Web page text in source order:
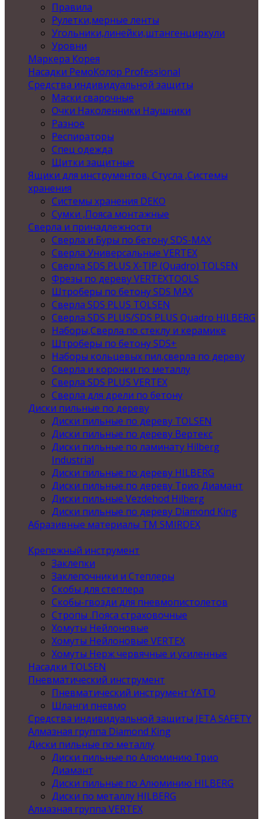
Правила
Рулетки,мерные ленты
Угольники,линейки,штангенциркули
Уровни
Маркера Корея
Насадки РемоКолор Professional
Средства индивидуальной защиты
Маски сварочные
Очки Наколенники Наушники
Разное
Респираторы
Спец одежда
Щитки защитные
Ящики для инструментов, Стусла ,Системы
хранения
Системы хранения DEKO
Сумки ,Пояса монтажные
Сверла и принадлежности
Сверла и Буры по бетону SDS-MAX
Сверла Универсальные VERTEX
Сверла SDS PLUS X-TIP (Quadro) TOLSEN
Фрезы по дереву VERTEXTOOLS
Штроберы по бетону SDS MAX
Сверла SDS PLUS TOLSEN
Сверла SDS PLUS/SDS PLUS Quadro HILBERG
Наборы,Сверла по стеклу и керамике
Штроберы по бетону SDS+
Наборы кольцевых пил,сверла по дереву
Сверла и коронки по металлу
Сверла SDS PLUS VERTEX
Сверла для дрели по бетону
Диски пильные по дереву
Диски пильные по дереву TOLSEN
Диски пильные по дереву Вертекс
Диски пильные по ламинату Hilberg
Industrial
Диски пильные по дереву HILBERG
Диски пильные по дереву Трио Диамант
Диски пильные Vezdehod Hilberg
Диски пильные по дереву Diamond King
Абразивные материалы ТМ SMIRDEX
Крепежный инструмент
Заклепки
Заклепочники и Степлеры
Скобы для степлера
Скобы-гвозди для пневмопистолетов
Стропы .Пояса страховочные
Хомуты Нейлоновые
Хомуты Нейлоновые VERTEX
Хомуты Нерж червячные и усиленные
Насадки TOLSEN
Пневматический инструмент
Пневматический инструмент YATO
Шланги пневмо
Средства индивидуальной защиты JETA SAFETY
Алмазная группа Diamond King
Диски пильные по металлу
Диски пильные по Алюминию Трио
Диамант
Диски пильные по Алюминию HILBERG
Диски по металлу HILBERG
Алмазная группа VERTEX